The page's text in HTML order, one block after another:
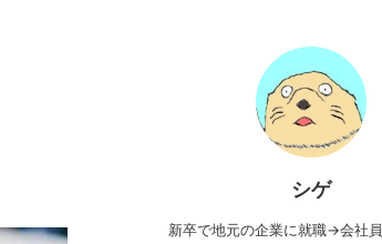
シゲ
新卒で地元の企業に就職→会社